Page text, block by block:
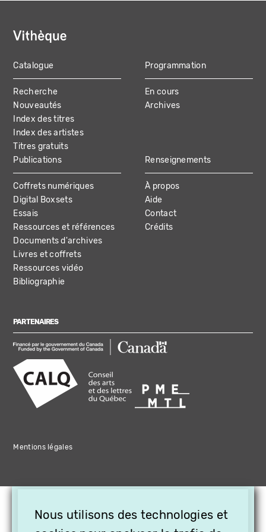
MAIN
NAVIGATION
Catalogue
Recherche
Nouveautés
Index des titres
Index des artistes
Titres gratuits
Programmation
En cours
Archives
Publications
Coffrets numériques
Digital Boxsets
Essais
Ressources et références
Documents d'archives
Livres et coffrets
Ressources vidéo
Bibliographie
Renseignements
À propos
Aide
Contact
Crédits
PARTENAIRES
Mentions légales
Nous utilisons des technologies et
OFFREZ LA VIDÉO EN